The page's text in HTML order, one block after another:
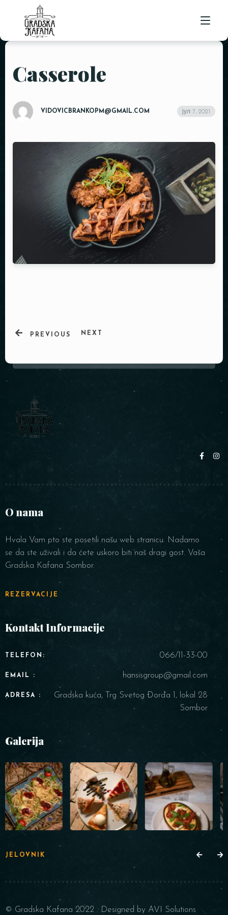
POČETNA
ORGANIZACIJA DOGAĐAJA
KETERING
O NAMA
REZERVACIJE
Casserole
VIDOVICBRANKOPM@GMAIL.COM јул 7, 2021
PREVIOUS NEXT
O nama
Hvala Vam pto ste posetili našu web stranicu. Nadamo
se da ste uživali i da ćete uskoro biti naš dragi gost. Vaša
Gradska Kafana Sombor.
REZERVACIJE
Kontakt Informacije
TELEFON: 066/11-33-00
EMAIL : hansisgroup@gmail.com
ADRESA :
Gradska kuća, Trg Svetog Đorđa 1, lokal 28
Sombor
Galerija
JELOVNIK
© Gradska Kafana 2022 . Designed by AVI Solutions